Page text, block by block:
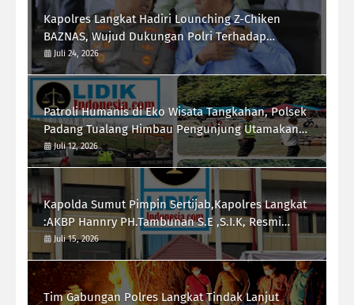
Kapolres Langkat Hadiri Lounching Z-Chiken
BAZNAS, Wujud Dukungan Polri Terhadap
Pemberdayaan Ekonomi Masyarakat
Juli 24, 2026
Patroli Humanis di Eko Wisata Tangkahan, Polsek
Padang Tualang Himbau Pengunjung Utamakan
Keselamatan
Juli 12, 2026
Kapolda Sumut Pimpin Sertijab,Kapolres Langkat
:AKBP Hannry PH.Tambunan S.E ,S.I.K, Resmi
Menjabat
Juli 15, 2026
Tim Gabungan Polres Langkat Tindak Lanjut